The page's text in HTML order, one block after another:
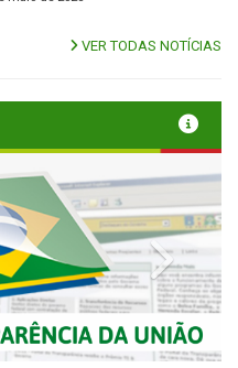
VER TODAS NOTÍCIAS
Next